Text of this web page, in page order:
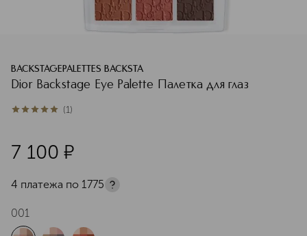
BACKSTAGEPALETTES BACKSTA
Dior Backstage Eye Palette Палетка для глаз
5из 51 (1)
7 100 ¤
4 платежа по 1775
001